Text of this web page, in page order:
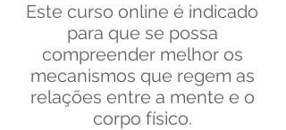
​Este curso online é indicado
para que se possa
compreender melhor os
mecanismos que regem as
relações entre a mente e o
corpo físico.